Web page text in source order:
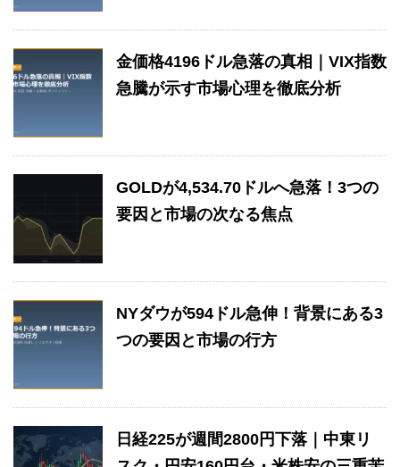
金価格4196ドル急落の真相｜VIX指数
急騰が示す市場心理を徹底分析
GOLDが4,534.70ドルへ急落！3つの
要因と市場の次なる焦点
NYダウが594ドル急伸！背景にある3
つの要因と市場の行方
日経225が週間2800円下落｜中東リ